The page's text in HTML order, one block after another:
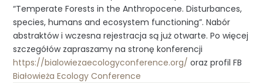
“Temperate Forests in the Anthropocene. Disturbances,
species, humans and ecosystem functioning”. Nabór
abstraktów i wczesna rejestracja są już otwarte. Po więcej
szczegółów zapraszamy na stronę konferencji
https://bialowiezaecologyconference.org/ oraz profil FB
Białowieża Ecology Conference